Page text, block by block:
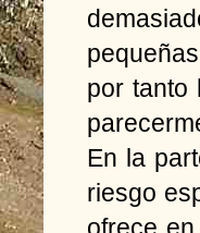
por tanto
En la
riesgo
ofrece